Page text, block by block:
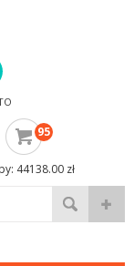
95
44138.00 zł